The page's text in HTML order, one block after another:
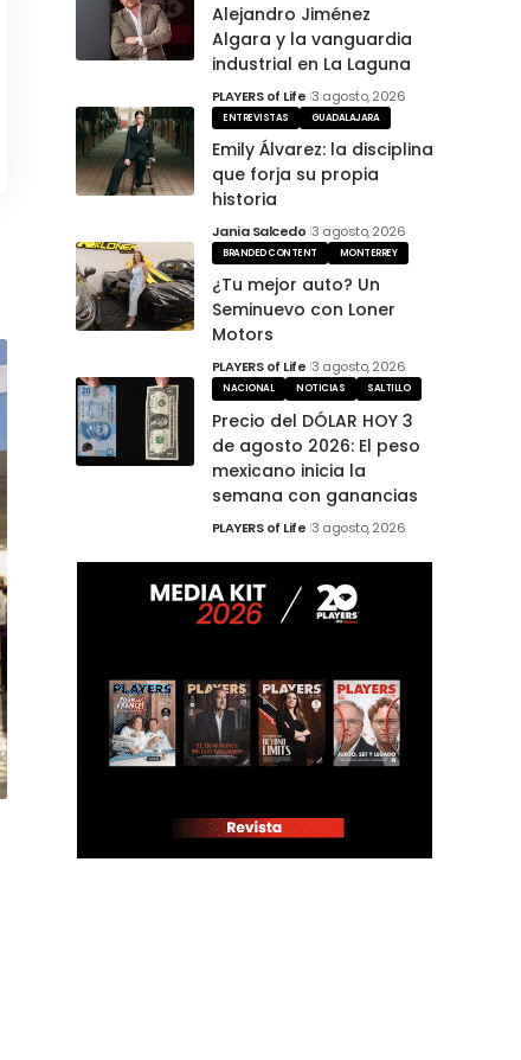
Alejandro Jiménez
Algara y la vanguardia
industrial en La Laguna
PLAYERS of Life 3 agosto, 2026
ENTREVISTAS GUADALAJARA
Emily Álvarez: la disciplina
que forja su propia
historia
Jania Salcedo 3 agosto, 2026
BRANDED CONTENT MONTERREY
¿Tu mejor auto? Un
Seminuevo con Loner
Motors
PLAYERS of Life 3 agosto, 2026
NACIONAL NOTICIAS SALTILLO
Precio del DÓLAR HOY 3
de agosto 2026: El peso
mexicano inicia la
semana con ganancias
PLAYERS of Life 3 agosto, 2026